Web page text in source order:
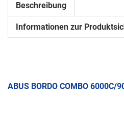
Beschreibung
Informationen zur
ABUS BORDO COMBO 6000C/